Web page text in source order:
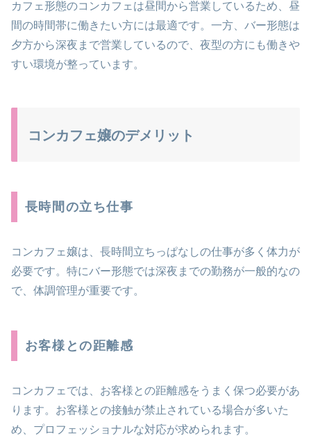
カフェ形態のコンカフェは昼間から営業しているため、昼
間の時間帯に働きたい方には最適です。一方、バー形態は
夕方から深夜まで営業しているので、夜型の方にも働きや
すい環境が整っています​​。
コンカフェ嬢のデメリット
長時間の立ち仕事
コンカフェ嬢は、長時間立ちっぱなしの仕事が多く体力が
必要です。特にバー形態では深夜までの勤務が一般的なの
で、体調管理が重要です​。
お客様との距離感
コンカフェでは、お客様との距離感をうまく保つ必要があ
ります。お客様との接触が禁止されている場合が多いた
め、プロフェッショナルな対応が求められます。